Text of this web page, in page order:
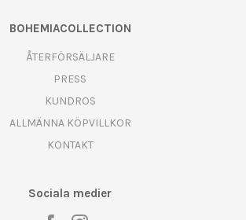
BOHEMIACOLLECTION
ÅTERFÖRSÄLJARE
PRESS
KUNDROS
ALLMÄNNA KÖPVILLKOR
KONTAKT
Sociala medier